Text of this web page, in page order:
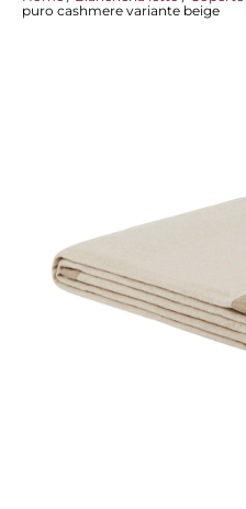
puro cashmere variante beige